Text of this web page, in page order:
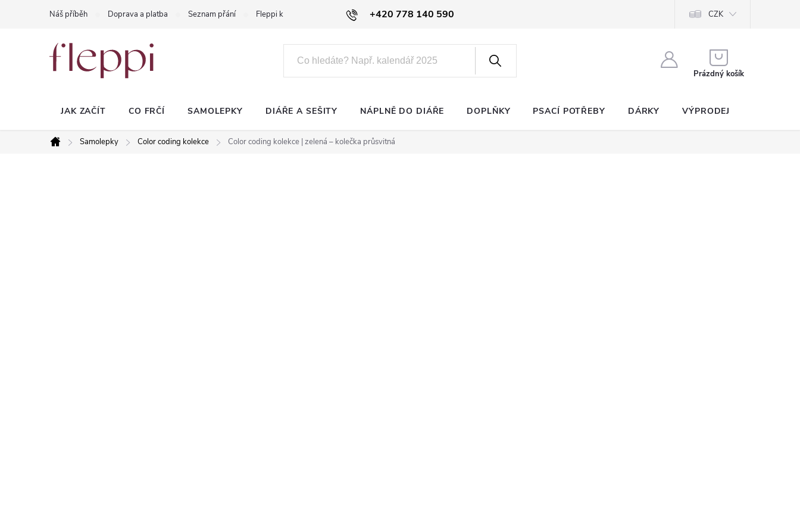
+420 778 140 590
Náš příběh Doprava a platba Seznam přání Fleppi klub CZK
KOŠÍK
Prázdný košík
JAK ZAČÍT CO FRČÍ SAMOLEPKY DIÁŘE A SEŠITY NÁPLNĚ DO DIÁŘE DOPLŇKY PSACÍ POTŘEBY DÁRKY VÝPRODEJ
Domů
Samolepky Color coding kolekce Color coding kolekce | zelená – kolečka průsvitná